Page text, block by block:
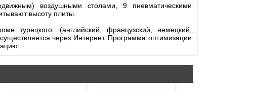
воздушными столами, 9 пневматическими
высоту плиты.
турецкого. (английский, французский, немецкий,
через Интернет. Программа оптимизации